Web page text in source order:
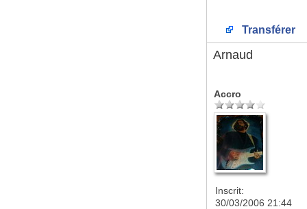
Transférer
Arnaud
Accro
Inscrit:
30/03/2006 21:44